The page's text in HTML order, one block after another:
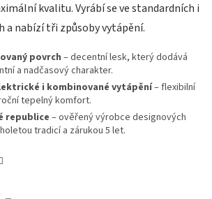
kvalitu. Vyrábí se ve standardních i
a nabízí tři způsoby vytápění.
povrch – decentní lesk, který dodává
a nadčasový charakter.
i kombinované vytápění– flexibilní
tepelný komfort.
republice– ověřený výrobce designových
tradicí a zárukou 5 let.